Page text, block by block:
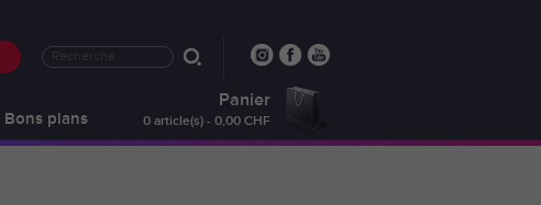
Bons plans
Panier
0 article(s) - 0,00 CHF